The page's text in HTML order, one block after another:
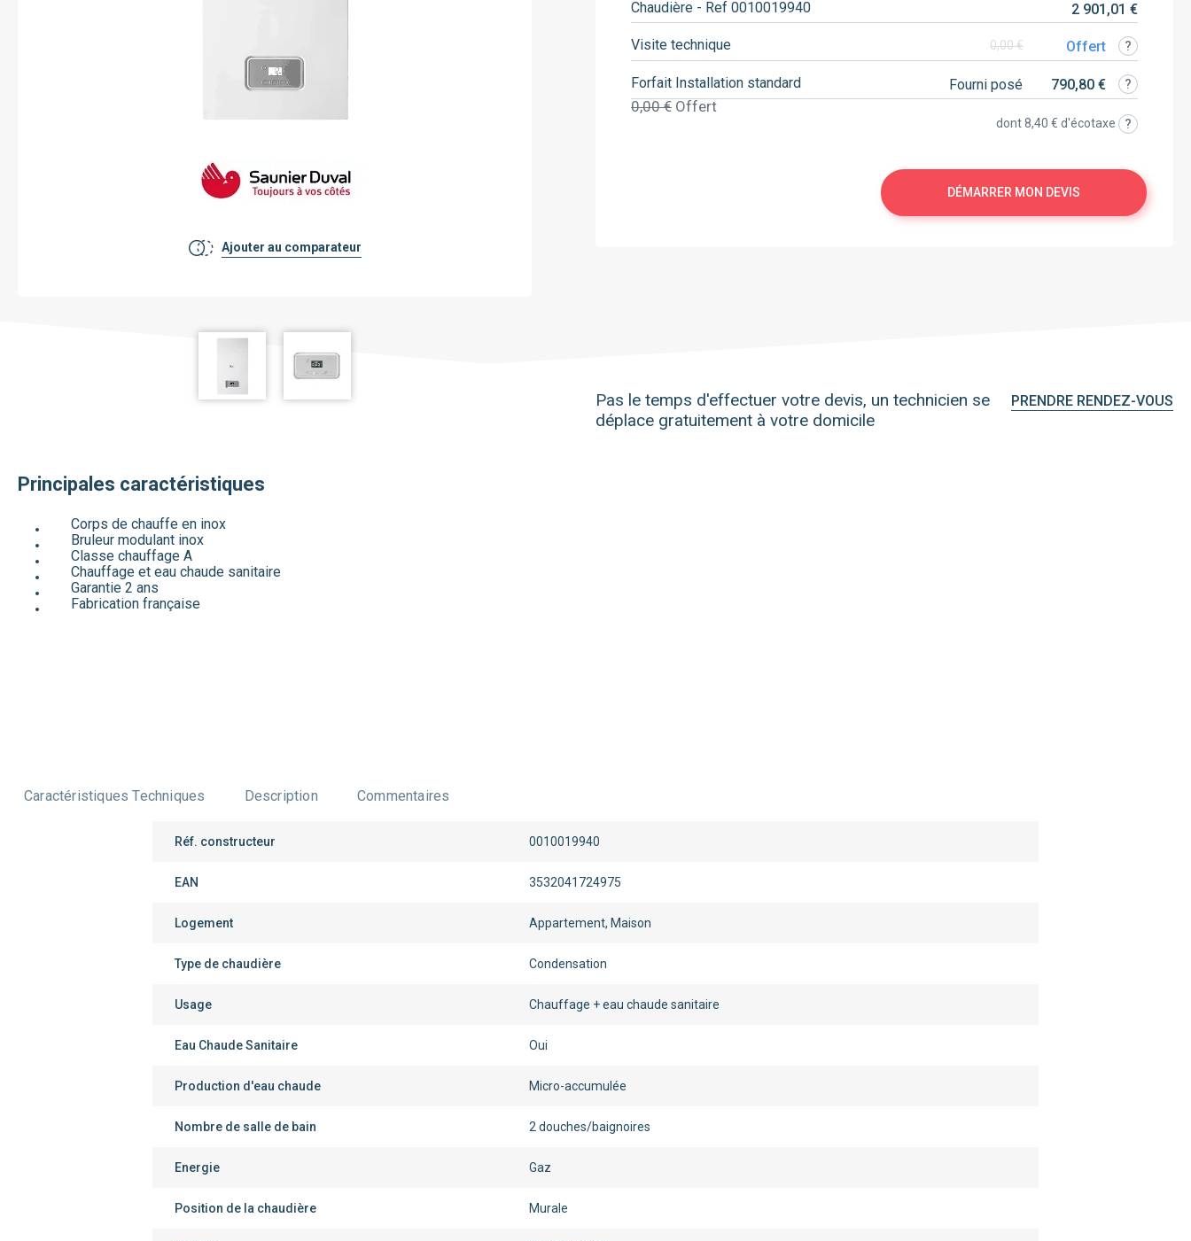
Pourquoi faire installer sa pompe à
Ajouter au comparateur
Chaudière - Ref 0010019940 2 901,01 €
Visite technique 0,00 € Offert
Forfait Installation standard Fourni posé 790,80 €
0,00 € Offert
dont8,40 € d'écotaxe
DÉMARRER MON DEVIS
Pas le temps d'effectuer votre devis, un technicien se
déplace gratuitement à votre domicile
PRENDRE RENDEZ-VOUS
Principales caractéristiques
Corps de chauffe en inox
Bruleur modulant inox
Classe chauffage A
Chauffage et eau chaude sanitaire
Garantie 2 ans
Fabrication française
Caractéristiques Techniques Description Commentaires
Réf. constructeur 0010019940
EAN 3532041724975
Logement Appartement, Maison
Type de chaudière Condensation
Usage Chauffage + eau chaude sanitaire
Eau Chaude Sanitaire Oui
Production d'eau chaude Micro-accumulée
Nombre de salle de bain 2 douches/baignoires
Energie Gaz
Position de la chaudière Murale